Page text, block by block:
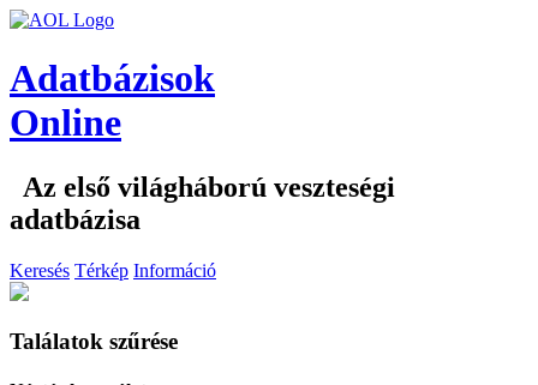
Adatbázisok
Online
Az első világháború veszteségi
adatbázisa
Keresés Térkép Információ
Találatok szűrése